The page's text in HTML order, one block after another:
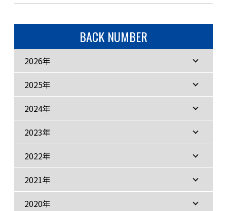
BACK NUMBER
2026年
2025年
2024年
2023年
2022年
2021年
2020年